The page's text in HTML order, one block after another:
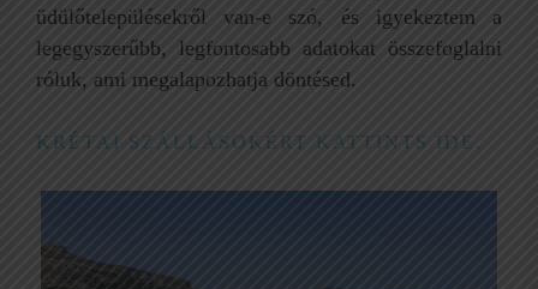
üdülőtelepülésekről van-e szó, és igyekeztem a
legegyszerűbb, legfontosabb adatokat összefoglalni
róluk, ami megalapozhatja döntésed.
KRÉTAI SZÁLLÁSOKÉRT KATTINTS IDE.